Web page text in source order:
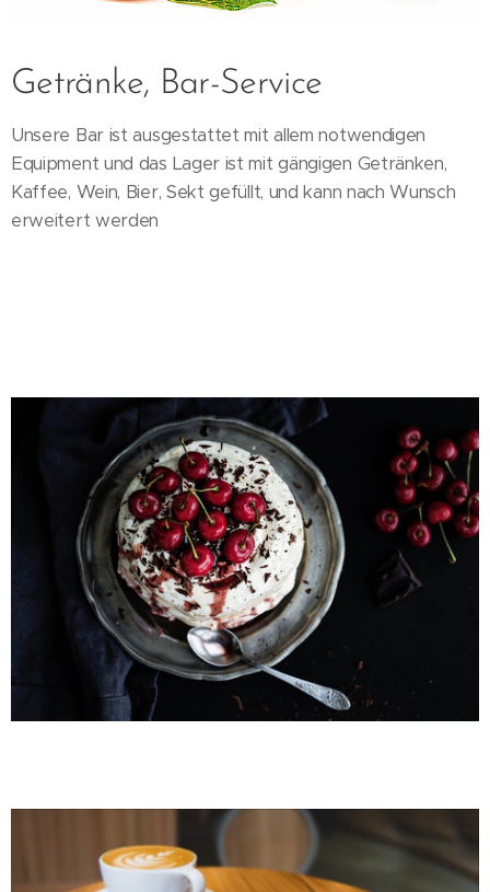
Getränke, Bar-Service
Unsere Bar ist ausgestattet mit allem notwendigen
Equipment und das Lager ist mit gängigen Getränken,
Kaffee, Wein, Bier, Sekt gefüllt, und kann nach Wunsch
erweitert werden